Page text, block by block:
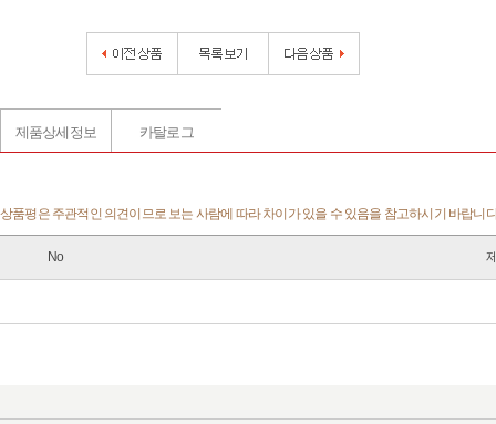
제품상세정보 카탈로그
상품평은 주관적인 의견이므로 보는 사람에 따라 차이가 있을 수 있음을 참고하시기 바랍니
No